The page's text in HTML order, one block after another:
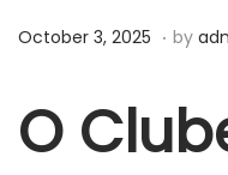
Posted on
October 3, 2025 D
e
. by
O